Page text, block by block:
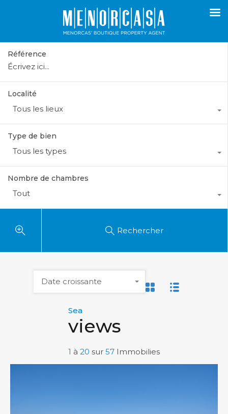
Référence
Localité
Tous les lieux
Type de bien
Tous les types
Nombre de chambres
Tout
Rechercher
Sea
views
1 à 20 sur 57 Immobilies
Date croissante